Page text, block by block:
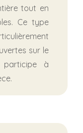
tout en
Ce type
sur le
participe à